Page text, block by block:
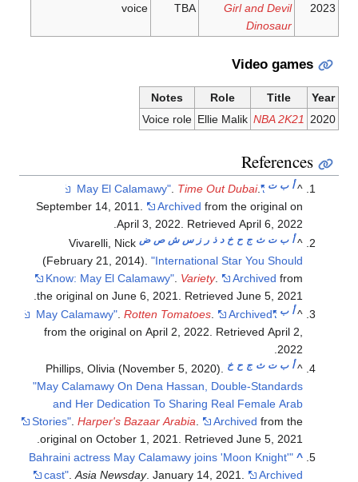
2023
Girl and Devil
Dinosaur
TBA
voice
Video games
Year
Title
Role
Notes
2020
NBA 2K21
Ellie Malik
Voice role
References
^أ ب ت "May El Calamawy"
. Time Out Dubai.
September 14, 2011.
Archived from the original on
April 3, 2022. RetrievedApril 6, 2022
.
^أ ب ت ث ج ح خ د ذ ر ز س ش ص ض Vivarelli, Nick
(February 21, 2014)."International Star You Should
Know: May El Calamawy" Variety. Archived from
the original on June 6, 2021
. RetrievedJune 5, 2021
.
^أ ب "May Calamawy"
.Rotten Tomatoes
Archived
from the original on April 2, 2022 . RetrievedApril 2,
2022
^أ ب ت ث ج ح خ
Phillips, Olivia (November 5, 2020).
"May Calamawy On Dena Hassan, Double-Standards
and Her Dedication To Sharing Real Female Arab
Stories" .Harper's Bazaar Arabia Archived from the
original on October 1, 2021
. RetrievedJune 5, 2021
.
^
"Bahraini actress May Calamawy joins 'Moon Knight'
cast" .Asia Newsday. January 14, 2021.
Archived